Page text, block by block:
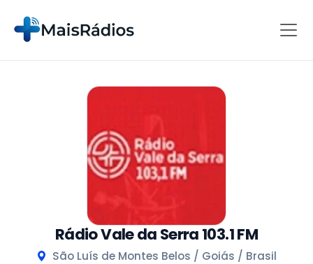
Rádio Vale da Serra 103.1 FM
São Luís de Montes Belos / Goiás / Brasil